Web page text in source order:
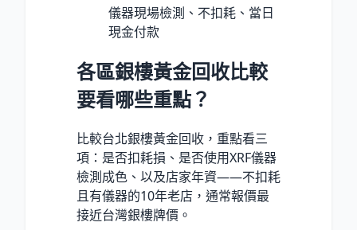
儀器現場檢測、不扣耗、當日
現金付款
各區銀樓黃金回收比較
要看哪些重點？
比較台北銀樓黃金回收，重點看三
項：是否扣耗損、是否使用XRF儀器
檢測成色、以及店家年資——不扣耗
且有儀器的10年老店，通常報價最
接近台灣銀樓牌價。